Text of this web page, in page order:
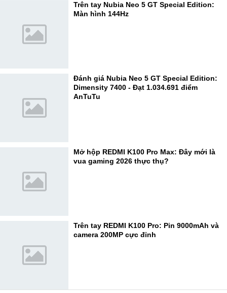
Trên tay Nubia Neo 5 GT Special Edition:
Màn hình 144Hz
Đánh giá Nubia Neo 5 GT Special Edition:
Dimensity 7400 - Đạt 1.034.691 điểm
AnTuTu
Mở hộp REDMI K100 Pro Max: Đây mới là
vua gaming 2026 thực thụ?
Trên tay REDMI K100 Pro: Pin 9000mAh và
camera 200MP cực đỉnh